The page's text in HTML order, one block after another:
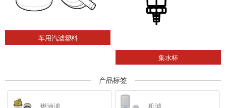
车用汽滤塑料
集水杯
产品标签
燃油滤 机滤